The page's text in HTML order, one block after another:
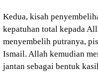
Kedua, kisah
kepatuhan total kepada
menyembelih putranya,
Ismail. Allah kemudian
jantan sebagai bentuk